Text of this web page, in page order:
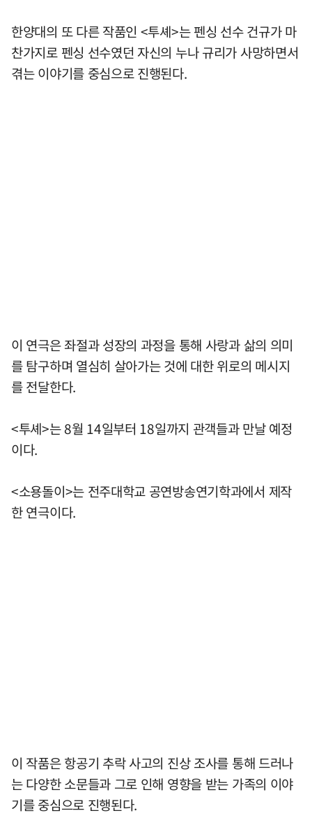
한양대의 또 다른 작품인 <투셰>는 펜싱 선수 건규가 마
찬가지로 펜싱 선수였던 자신의 누나 규리가 사망하면서
겪는 이야기를 중심으로 진행된다.
이 연극은 좌절과 성장의 과정을 통해 사랑과 삶의 의미
를 탐구하며 열심히 살아가는 것에 대한 위로의 메시지
를 전달한다.
<투셰>는 8월 14일부터 18일까지 관객들과 만날 예정
이다.
<소용돌이>는 전주대학교 공연방송연기학과에서 제작
한 연극이다.
이 작품은 항공기 추락 사고의 진상 조사를 통해 드러나
는 다양한 소문들과 그로 인해 영향을 받는 가족의 이야
기를 중심으로 진행된다.